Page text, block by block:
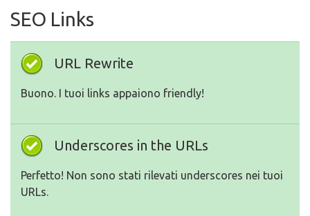
SEO Links
URL Rewrite
Buono. I tuoi links appaiono friendly!
Underscores in the URLs
Perfetto! Non sono stati rilevati underscores nei tuoi
URLs.